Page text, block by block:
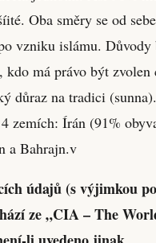
Oba směry se od
vzniku islámu. Důvody
má právo být zvolen
důraz na tradici
zemích: Írán (91%
a Bahrajn.v
údajů (s výjimkou
ze „CIA – The